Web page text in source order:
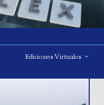
Ediciones Virtuales